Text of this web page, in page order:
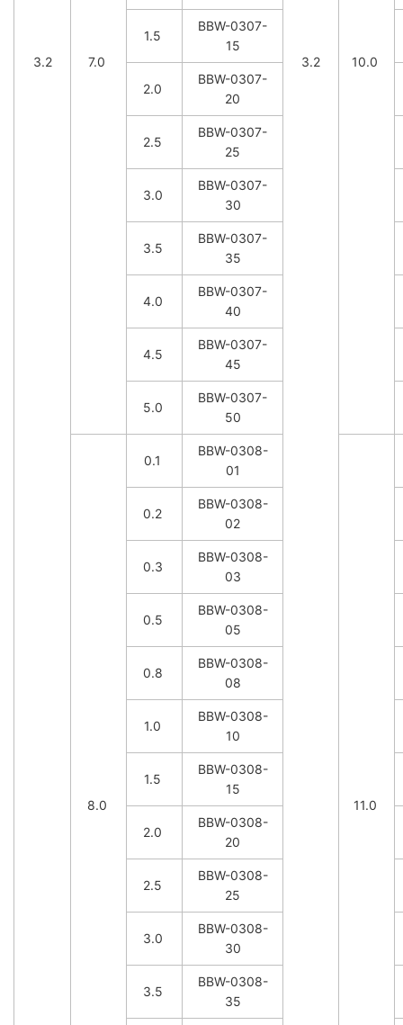
3.2 3.2
7.0 10.0
1.5
BBW-0307-
15
2.0
BBW-0307-
20
2.5
BBW-0307-
25
3.0
BBW-0307-
30
3.5
BBW-0307-
35
4.0
BBW-0307-
40
4.5
BBW-0307-
45
5.0
BBW-0307-
50
8.0
0.1
BBW-0308-
01
11.0
0.2
BBW-0308-
02
0.3
BBW-0308-
03
0.5
BBW-0308-
05
0.8
BBW-0308-
08
1.0
BBW-0308-
10
1.5
BBW-0308-
15
2.0
BBW-0308-
20
2.5
BBW-0308-
25
3.0
BBW-0308-
30
3.5
BBW-0308-
35